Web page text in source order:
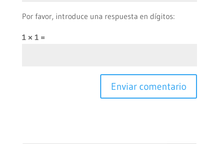
Por favor, introduce una respuesta en dígitos:
1 × 1 =